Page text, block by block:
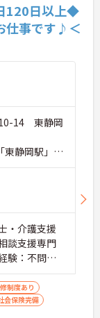
120日以上◆
仕事です♪＜
14 東静岡
東静岡駅」徒
・介護支援
談支援専門
：不問
ル：Excel・
動車運転
制度あり
会保険完備